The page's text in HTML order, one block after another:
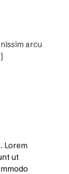
arcu
Lorem
ut